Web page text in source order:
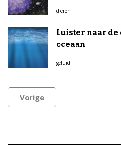
dieren
Luister naar de
oceaan
geluid
Vorige